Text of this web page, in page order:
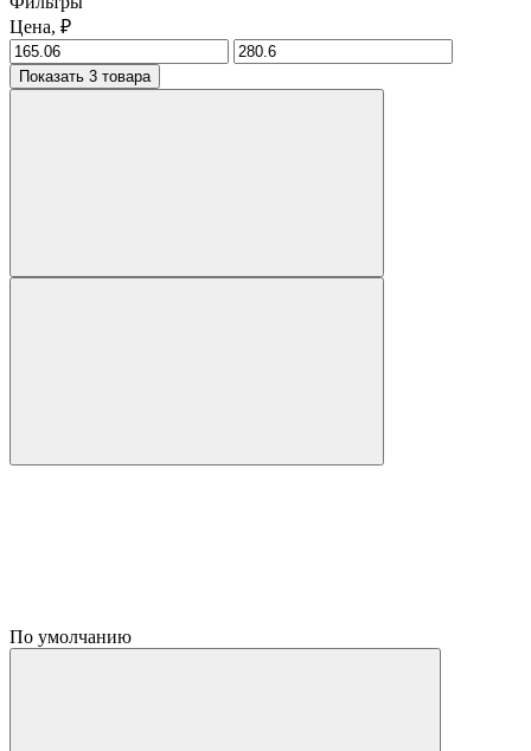
Цена, ₽
Показать 3 товара
По умолчанию